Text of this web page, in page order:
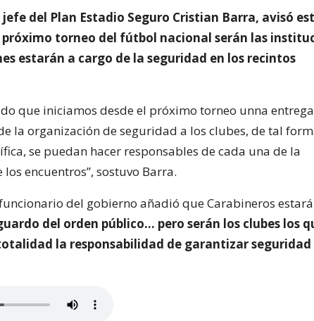
del Plan Estadio Seguro Cristian Barra, avisó
torneo del fútbol nacional serán las
estarán a cargo de la seguridad en los recintos
que iniciamos desde el próximo torneo unna
la organización de seguridad a los clubes, de tal
se puedan hacer responsables de cada una de la
encuentros”, sostuvo Barra.
del gobierno añadió que Carabineros
del orden público… pero serán los clubes los
la responsabilidad de garantizar seguridad